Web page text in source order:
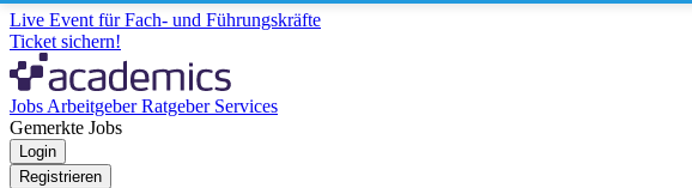
Live Event für Fach- und Führungskräfte
Ticket sichern!
Jobs ArbeitgeberRatgeber Services
Gemerkte Jobs
Login
Registrieren